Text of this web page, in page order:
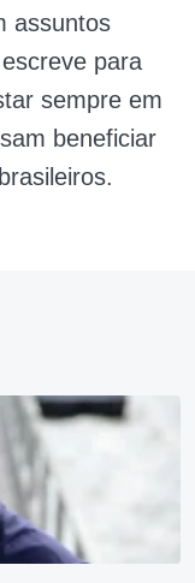
assuntos
para
sempre em
beneficiar